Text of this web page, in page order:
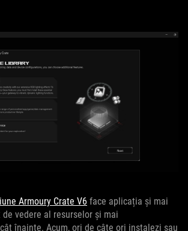
Armoury Crate V6 face aplicația și mai
vedere al resurselor și mai
înainte. Acum, ori de câte ori instalezi sau